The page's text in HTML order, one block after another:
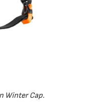
Winter Cap.